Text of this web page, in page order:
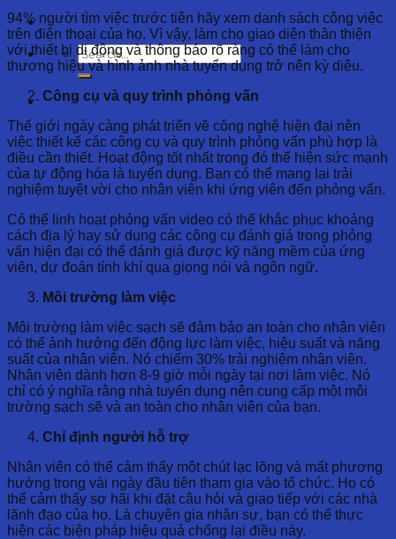
94% người tìm việc trước tiên hãy xem danh sách công việc
trên điện thoại của họ. Vì vậy, làm cho giao diện thân thiện
với thiết bị di động và thông báo rõ ràng có thể làm cho
thương hiệu và hình ảnh nhà tuyển dụng trở nên kỳ diệu.
Công cụ và quy trình phỏng vấn
Thế giới ngày càng phát triển về công nghệ hiện đại nên
việc thiết kế các công cụ và quy trình phỏng vấn phù hợp là
điều cần thiết. Hoạt động tốt nhất trong đó thể hiện sức mạnh
của tự động hóa là tuyển dụng. Bạn có thể mang lại trải
nghiệm tuyệt vời cho nhân viên khi ứng viên đến phỏng vấn.
Có thể linh hoạt phỏng vấn video có thể khắc phục khoảng
cách địa lý hay sử dụng các công cụ đánh giá trong phỏng
vấn hiện đại có thể đánh giá được kỹ năng mềm của ứng
viên, dự đoán tính khí qua giọng nói và ngôn ngữ.
Môi trường làm việc
Môi trường làm việc sạch sẽ đảm bảo an toàn cho nhân viên
có thể ảnh hưởng đến động lực làm việc, hiệu suất và năng
suất của nhân viên. Nó chiếm 30% trải nghiệm nhân viên.
Nhân viên dành hơn 8-9 giờ mỗi ngày tại nơi làm việc. Nó
chỉ có ý nghĩa rằng nhà tuyển dụng nên cung cấp một môi
trường sạch sẽ và an toàn cho nhân viên của bạn.
Chỉ định người hỗ trợ
Nhân viên có thể cảm thấy một chút lạc lõng và mất phương
hướng trong vài ngày đầu tiên tham gia vào tổ chức. Họ có
thể cảm thấy sợ hãi khi đặt câu hỏi và giao tiếp với các nhà
lãnh đạo của họ. Là chuyên gia nhân sự, bạn có thể thực
hiện các biện pháp hiệu quả chống lại điều này.